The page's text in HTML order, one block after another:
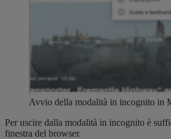
Avvio della modalità in incognito in
Per uscire dalla modalità in incognito è
finestra del browser.